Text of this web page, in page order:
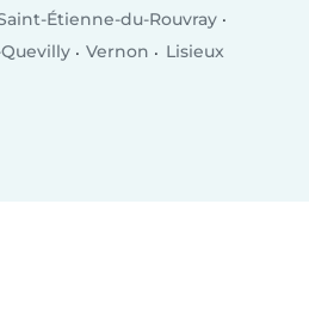
Étienne-du-Rouvray
Vernon Lisieux